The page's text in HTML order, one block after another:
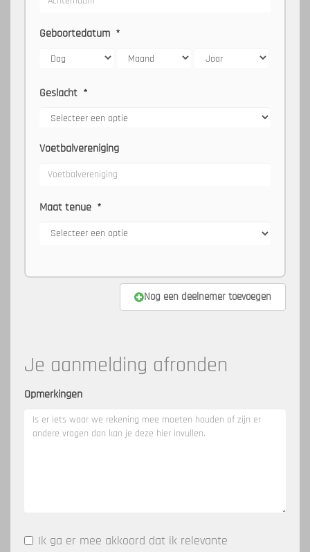
Geboortedatum *
Geslacht *
Voetbalvereniging
Maat tenue *
Nog een deelnemer toevoegen
Je aanmelding afronden
Opmerkingen
Ik ga er mee akkoord dat ik relevante